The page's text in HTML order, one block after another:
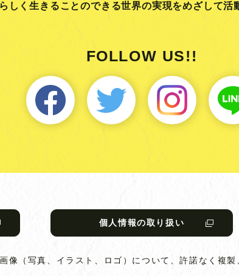
しく生きることのできる世界の実現をめざして活
FOLLOW US!!
個人情報の取り扱い
像（写真、イラスト、ロゴ）について、許諾なく複製